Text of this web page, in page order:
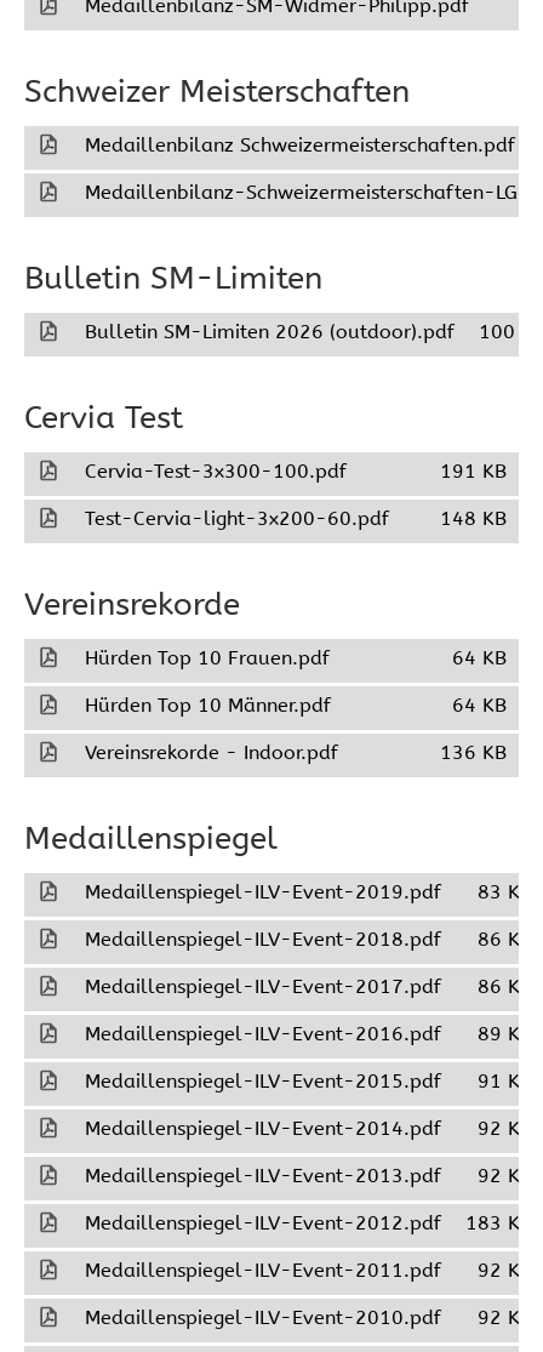
Medaillenbilanz-SM-Widmer-Philipp.pdf
Schweizer Meisterschaften
Medaillenbilanz Schweizermeisterschaften.pdf
Medaillenbilanz-Schweizermeisterschaften-LG-
Bulletin SM-Limiten
Bulletin SM-Limiten 2026 (outdoor).pdf 100
Cervia Test
Cervia-Test-3x300-100.pdf 191 KB
Test-Cervia-light-3x200-60.pdf 148 KB
Vereinsrekorde
Hürden Top 10 Frauen.pdf 64 KB
Hürden Top 10 Männer.pdf 64 KB
Vereinsrekorde - Indoor.pdf 136 KB
Medaillenspiegel
Medaillenspiegel-ILV-Event-2019.pdf 83 KB
Medaillenspiegel-ILV-Event-2018.pdf 86 KB
Medaillenspiegel-ILV-Event-2017.pdf 86 KB
Medaillenspiegel-ILV-Event-2016.pdf 89 KB
Medaillenspiegel-ILV-Event-2015.pdf 91 KB
Medaillenspiegel-ILV-Event-2014.pdf 92 KB
Medaillenspiegel-ILV-Event-2013.pdf 92 KB
Medaillenspiegel-ILV-Event-2012.pdf 183 KB
Medaillenspiegel-ILV-Event-2011.pdf 92 KB
Medaillenspiegel-ILV-Event-2010.pdf 92 KB